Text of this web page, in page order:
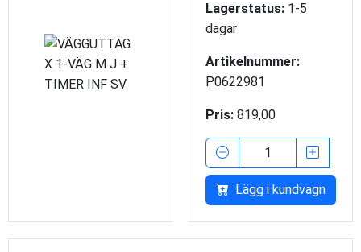
Lagerstatus: 1-5
dagar
Artikelnummer:
P0622981
Pris: 819,00
Lägg i kundvagn